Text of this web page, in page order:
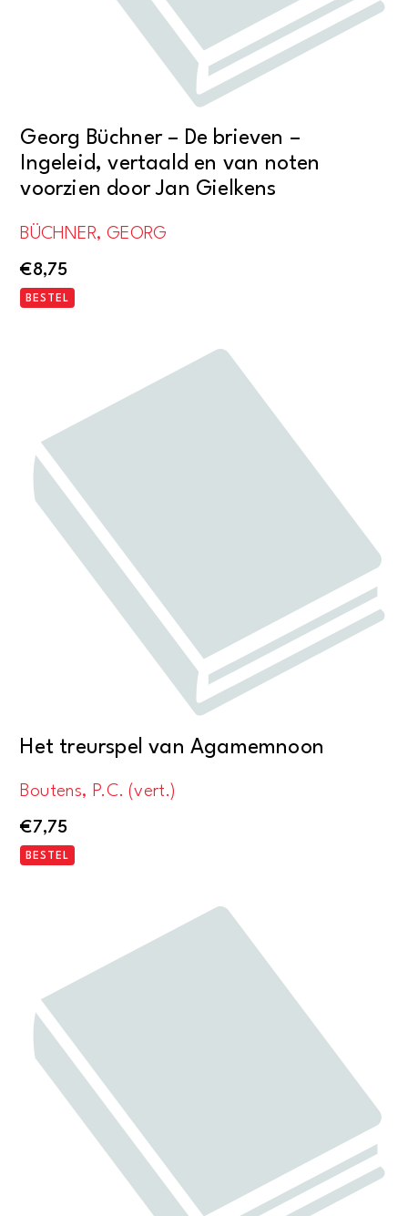
Georg Büchner – De brieven –
Ingeleid, vertaald en van noten
voorzien door Jan Gielkens
BÜCHNER, GEORG
€8,75
BESTEL
Het treurspel van Agamemnoon
Boutens, P.C. (vert.)
€7,75
BESTEL